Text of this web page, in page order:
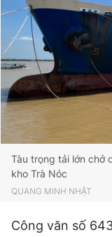
Tàu trọng tải lớn chở
kho Trà Nóc
QUANG MINH NHẬT
Công văn số